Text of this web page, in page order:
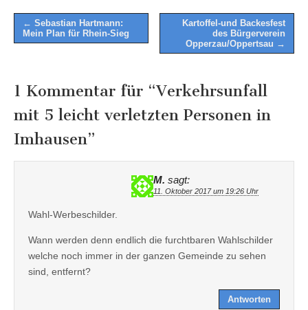
Post
navigation
← Sebastian Hartmann:
Mein Plan für Rhein-Sieg
Kartoffel-und Backesfest
des Bürgerverein
Opperzau/Oppertsau →
1 Kommentar für “Verkehrsunfall
mit 5 leicht verletzten Personen in
Imhausen”
M. sagt:
11. Oktober 2017 um 19:26 Uhr
Wahl-Werbeschilder.
Wann werden denn endlich die furchtbaren Wahlschilder
welche noch immer in der ganzen Gemeinde zu sehen
sind, entfernt?
Antworten